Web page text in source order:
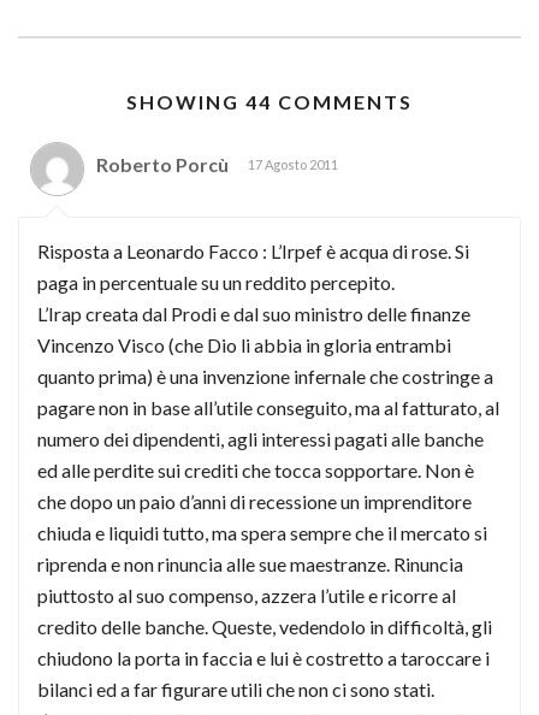
SHOWING 44 COMMENTS
Roberto Porcù 17 Agosto 2011
Risposta a Leonardo Facco : L’Irpef è acqua di rose. Si
paga in percentuale su un reddito percepito.
L’Irap creata dal Prodi e dal suo ministro delle finanze
Vincenzo Visco (che Dio li abbia in gloria entrambi
quanto prima) è una invenzione infernale che costringe a
pagare non in base all’utile conseguito, ma al fatturato, al
numero dei dipendenti, agli interessi pagati alle banche
ed alle perdite sui crediti che tocca sopportare. Non è
che dopo un paio d’anni di recessione un imprenditore
chiuda e liquidi tutto, ma spera sempre che il mercato si
riprenda e non rinuncia alle sue maestranze. Rinuncia
piuttosto al suo compenso, azzera l’utile e ricorre al
credito delle banche. Queste, vedendolo in difficoltà, gli
chiudono la porta in faccia e lui è costretto a taroccare i
bilanci ed a far figurare utili che non ci sono stati.